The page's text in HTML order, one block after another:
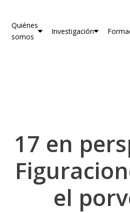
Quiénes
somos
Investigación
17 en
el